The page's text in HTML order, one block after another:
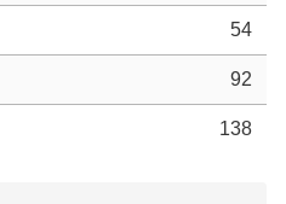
54
92
138